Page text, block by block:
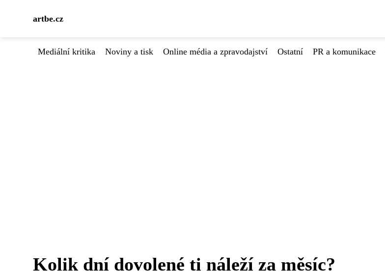
artbe.cz
Mediální kritika Noviny a tisk Online média a zpravodajství Ostatní PR a komunikace
Kolik dní dovolené ti náleží za měsíc?